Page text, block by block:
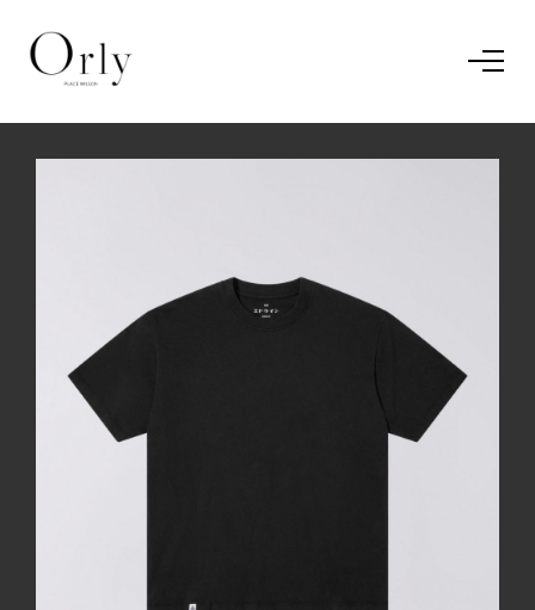
/
News
Restaurant
En savoir plus.J'ai compris.